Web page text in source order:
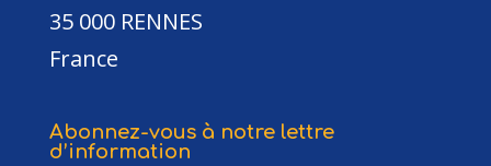
35 000 RENNES
France
Abonnez-vous à notre lettre
d’information